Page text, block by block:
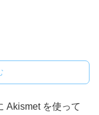
Akismet を使って